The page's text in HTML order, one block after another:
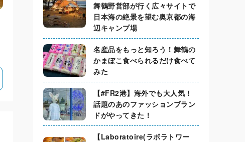
舞鶴野営部が行く広々サイトで
日本海の絶景を望む奥京都の海
辺キャンプ場
名産品をもっと知ろう！舞鶴の
かまぼこ食べられるだけ食べて
みた
【#FR2港】海外でも大人気！
話題のあのファッションブラン
ドがやってきた！
【Laboratoire(ラボラトワー